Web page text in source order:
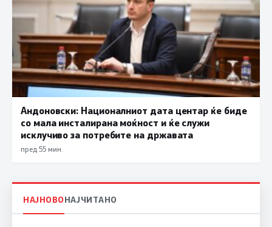
Андоновски: Националниот дата центар ќе биде
со мала инсталирана моќност и ќе служи
исклучиво за потребите на државата
пред 55 мин.
НАЈНОВОНАЈЧИТАНО